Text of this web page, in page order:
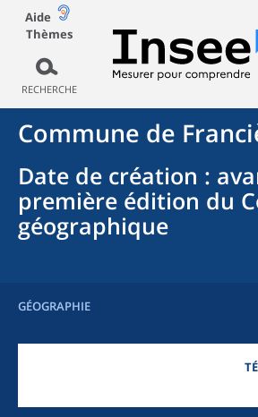
Aide
Thèmes
RECHERCHE
Commune de
Date de création :
première édition du
géographique
GÉOGRAPHIE